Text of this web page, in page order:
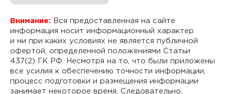
Внимание: Вся предоставленная на сайте
информация носит информационный характер
и ни при каких условиях не является публичной
офертой, определенной положениями Статьи
437(2) ГК РФ. Несмотря на то, что были приложены
все усилия к обеспечению точности информации,
процесс подготовки и размещения информации
занимает некоторое время. Следовательно,